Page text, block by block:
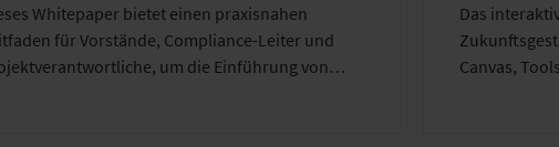
Whitepaper bietet einen praxisnahen
für Vorstände, Compliance-Leiter und
um die Einführung von
Das
Canvas,